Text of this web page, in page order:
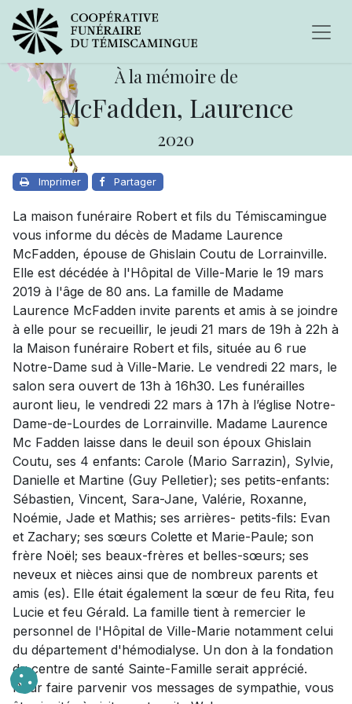
À la mémoire de
McFadden, Laurence
2020
Imprimer Partager
La maison funéraire Robert et fils du Témiscamingue
vous informe du décès de Madame Laurence
McFadden, épouse de Ghislain Coutu de Lorrainville.
Elle est décédée à l'Hôpital de Ville-Marie le 19 mars
2019 à l'âge de 80 ans. La famille de Madame
Laurence McFadden invite parents et amis à se joindre
à elle pour se recueillir, le jeudi 21 mars de 19h à 22h à
la Maison funéraire Robert et fils, située au 6 rue
Notre-Dame sud à Ville-Marie. Le vendredi 22 mars, le
salon sera ouvert de 13h à 16h30. Les funérailles
auront lieu, le vendredi 22 mars à 17h à l’église Notre-
Dame-de-Lourdes de Lorrainville. Madame Laurence
Mc Fadden laisse dans le deuil son époux Ghislain
Coutu, ses 4 enfants: Carole (Mario Sarrazin), Sylvie,
Danielle et Martine (Guy Pelletier); ses petits-enfants:
Sébastien, Vincent, Sara-Jane, Valérie, Roxanne,
Noémie, Jade et Mathis; ses arrières- petits-fils: Evan
et Zachary; ses sœurs Colette et Marie-Paule; son
frère Noël; ses beaux-frères et belles-sœurs; ses
neveux et nièces ainsi que de nombreux parents et
amis (es). Elle était également la sœur de feu Rita, feu
Lucie et feu Gérald. La famille tient à remercier le
personnel de l'Hôpital de Ville-Marie notamment celui
du département d'hémodialyse. Un don à la fondation
du centre de santé Sainte-Famille serait apprécié.
Pour faire parvenir vos messages de sympathie, vous